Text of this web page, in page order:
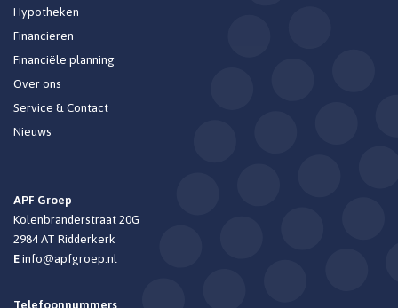
Hypotheken
Financieren
Financiële planning
Over ons
Service & Contact
Nieuws
APF Groep
Kolenbranderstraat 20G
2984 AT Ridderkerk
Einfo@apfgroep.nl
Telefoonnummers